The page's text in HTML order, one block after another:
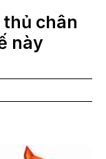
thủ chân
này